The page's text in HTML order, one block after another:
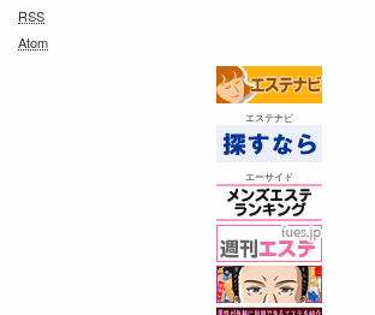
RSS
Atom
エステナビ
エーサイド